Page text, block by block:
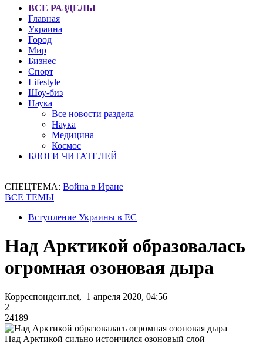
ВСЕ РАЗДЕЛЫ
Главная
Украина
Город
Мир
Бизнес
Спорт
Lifestyle
Шоу-биз
Наука
Все новости раздела
Наука
Медицина
Космос
БЛОГИ ЧИТАТЕЛЕЙ
СПЕЦТЕМА: Война в Иране
ВСЕ ТЕМЫ
Вступление Украины в ЕС
Над Арктикой образовалась
огромная озоновая дыра
Корреспондент.net, 1 апреля 2020, 04:56
2
24189
Над Арктикой сильно истончился озоновый слой